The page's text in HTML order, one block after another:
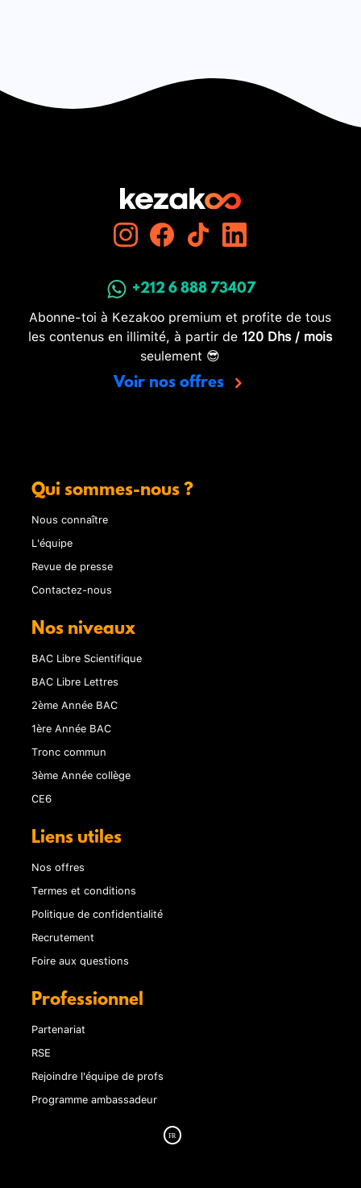
+212 6 888 73407
Abonne-toi à Kezakoo premium et profite de tous
les contenus en illimité, à partir de 120 Dhs / mois
seulement 😎
Voir nos offres
Qui sommes-nous ?
Nous connaître
L'équipe
Revue de presse
Contactez-nous
Nos niveaux
BAC Libre Scientifique
BAC Libre Lettres
2ème Année BAC
1ère Année BAC
Tronc commun
3ème Année collège
CE6
Liens utiles
Nos offres
Termes et conditions
Politique de confidentialité
Recrutement
Foire aux questions
Professionnel
Partenariat
RSE
Rejoindre l'équipe de profs
Programme ambassadeur